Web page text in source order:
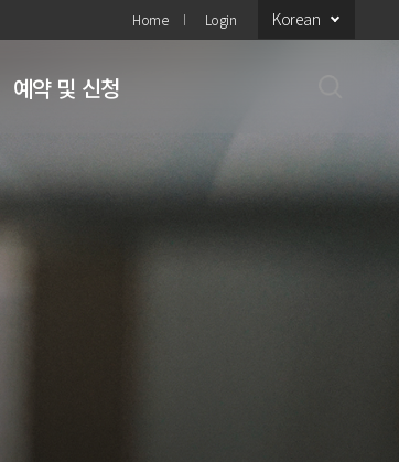
Home Login Korean
예약 및 신청